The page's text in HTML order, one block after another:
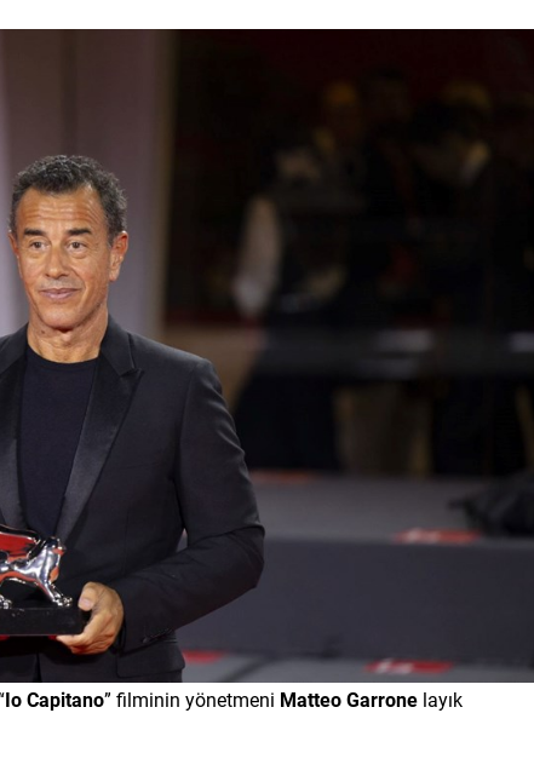
Io Capitano” filminin yönetmeni Matteo Garrone layık